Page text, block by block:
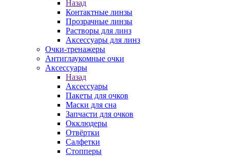
Назад
Контактные линзы
Прозрачные линзы
Растворы для линз
Аксессуары для линз
Очки-тренажеры
Антиглаукомные очки
Аксессуары
Назад
Аксессуары
Пакеты для очков
Маски для сна
Запчасти для очков
Окклюдеры
Отвёртки
Салфетки
Стопперы